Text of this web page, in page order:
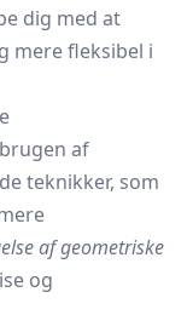
dig med at
mere fleksibel i
af
teknikker, som
af geometriske
og